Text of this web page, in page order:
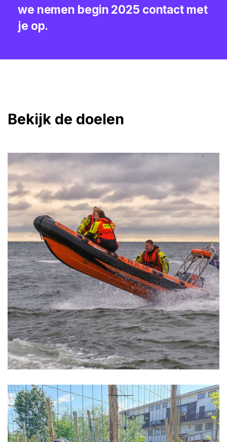
we nemen begin 2025 contact met
je op.
Bekijk de doelen
KNRM: redders waar Nederland al 200 jaar
op kan bouwen